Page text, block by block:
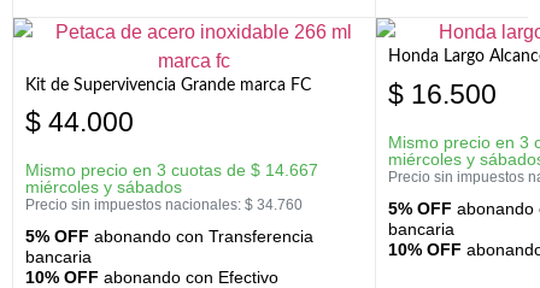
Kit de Supervivencia Grande marca FC
$ 44.000
Mismo precio en 3 cuotas de $ 14.667
miércoles y sábados
Precio sin impuestos nacionales: $ 34.760
5% OFF abonando con Transferencia
bancaria
10% OFF abonando con Efectivo
Honda Largo
$ 16.500
Mismo precio en 3
miércoles y
Precio sin impuestos
5% OFF abonando
bancaria
10% OFF